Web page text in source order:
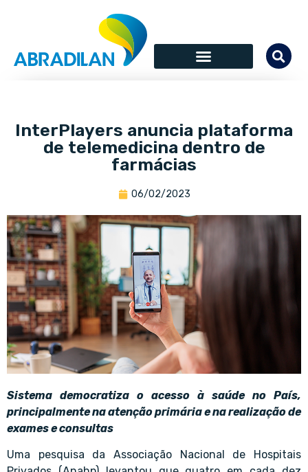
InterPlayers anuncia plataforma
de telemedicina dentro de
farmácias
06/02/2023
Sistema democratiza o acesso à saúde no País,
principalmente na atenção primária e na realização de
exames e consultas
Uma pesquisa da Associação Nacional de Hospitais